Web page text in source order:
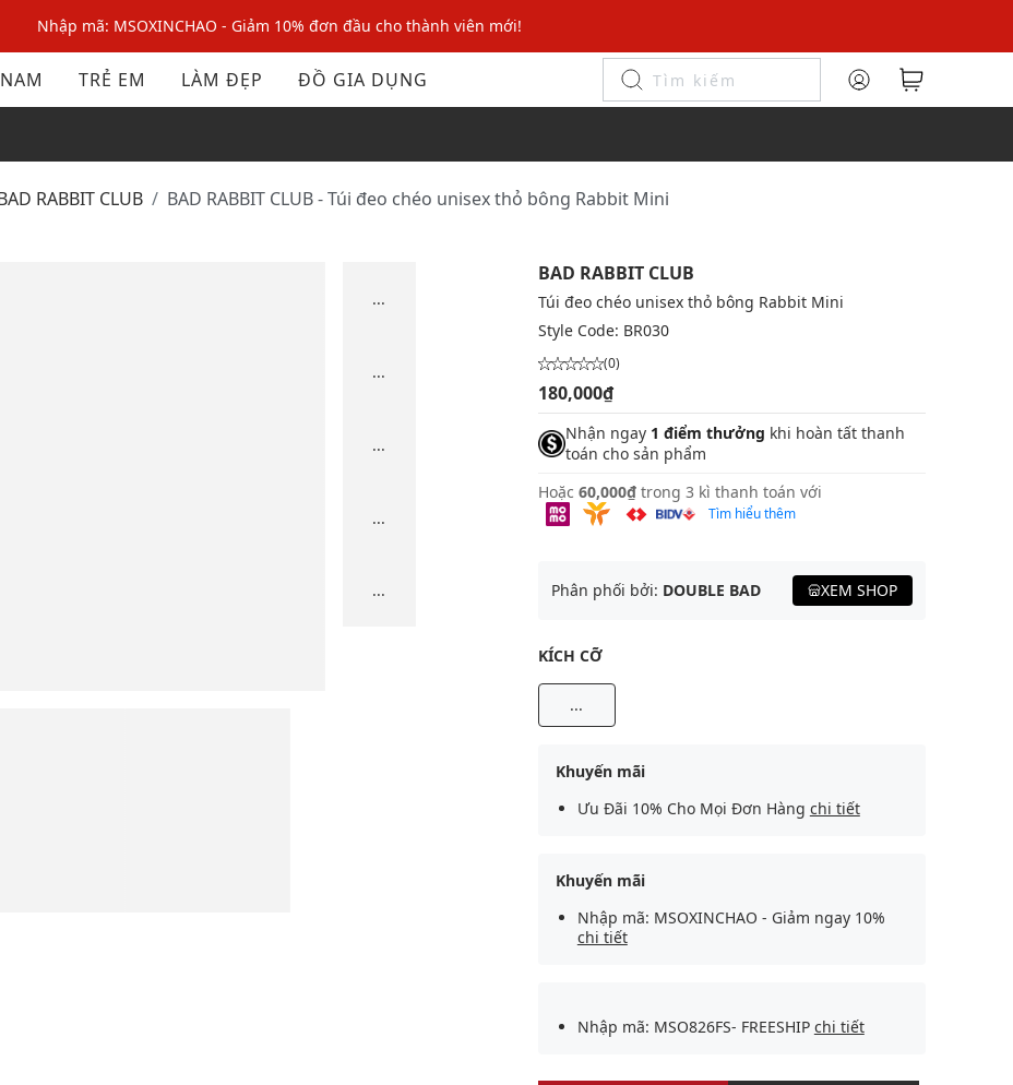
Nhập mã: MSOXINCHAO - Giảm 10% đơn đầu cho thành viên mới!
Nhập mã MSOPAY100: giảm ngay 10% khi thanh toán trực tuyến
Nhập mã: MSOXINCHAO - Giảm 10% đơn đầu cho thành viên mới!
NAM TRẺ EM LÀM ĐẸP ĐỒ GIA DỤNG
BAD RABBIT CLUB BAD RABBIT CLUB - Túi đeo chéo unisex thỏ bông Rabbit Mini
...
...
...
...
...
BAD RABBIT CLUB
Túi đeo chéo unisex thỏ bông Rabbit Mini
Style Code: BR030
(0)
180,000₫
Nhận ngay 1 điểm thưởng khi hoàn tất thanh
toán cho sản phẩm
Hoặc 60,000₫ trong 3 kì thanh toán với
Tìm hiểu thêm
Phân phối bởi: DOUBLE BAD XEM SHOP
KÍCH CỠ
...
Khuyến mãi
Ưu Đãi 10% Cho Mọi Đơn Hàng chi tiết
Khuyến mãi
Nhập mã: MSOXINCHAO - Giảm ngay 10%
chi tiết
Nhập mã: MSO826FS- FREESHIP chi tiết